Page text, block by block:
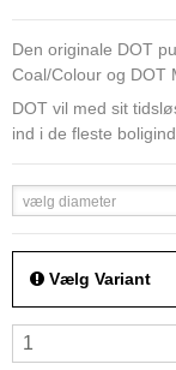
Den originale DOT
Coal/Colour og DOT
DOT vil med sit
ind i de fleste
vælg diameter
Vælg Variant